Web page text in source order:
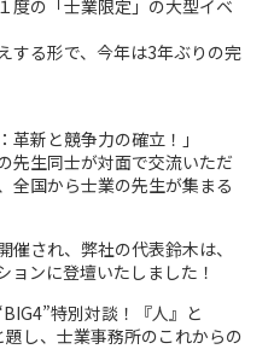
度の「士業限定」の大型イベ
する形で、今年は3年ぶりの完
革新と競争力の確立！」
先生同士が対面で交流いただ
全国から士業の先生が集まる
され、弊社の代表鈴木は、
ョンに登壇いたしました！
特別対談！『人』と
題し、士業事務所のこれからの